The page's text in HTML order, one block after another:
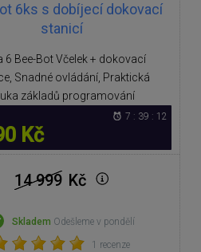
6ks s dobíjecí dokovací
stanicí
6 Bee-Bot Včelek + dokovací
Snadné ovládání, Praktická
základů programování
Kč
7 : 39 : 12
14 999 Kč
Skladem Odešleme v pondělí
1 recenze